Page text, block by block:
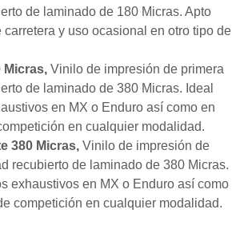
de laminado de 180 Micras. Apto
carretera y uso ocasional en otro tipo de
Micras, Vinilo de impresión de primera
de laminado de 380 Micras. Ideal
en MX o Enduro así como en
en cualquier modalidad.
380 Micras, Vinilo de impresión de
recubierto de laminado de 380 Micras.
exhaustivos en MX o Enduro así como
competición en cualquier modalidad.